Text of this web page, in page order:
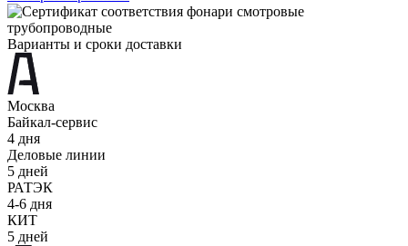
Варианты и сроки доставки
Москва
Байкал-сервис
4 дня
Деловые линии
5 дней
РАТЭК
4-6 дня
КИТ
5 дней